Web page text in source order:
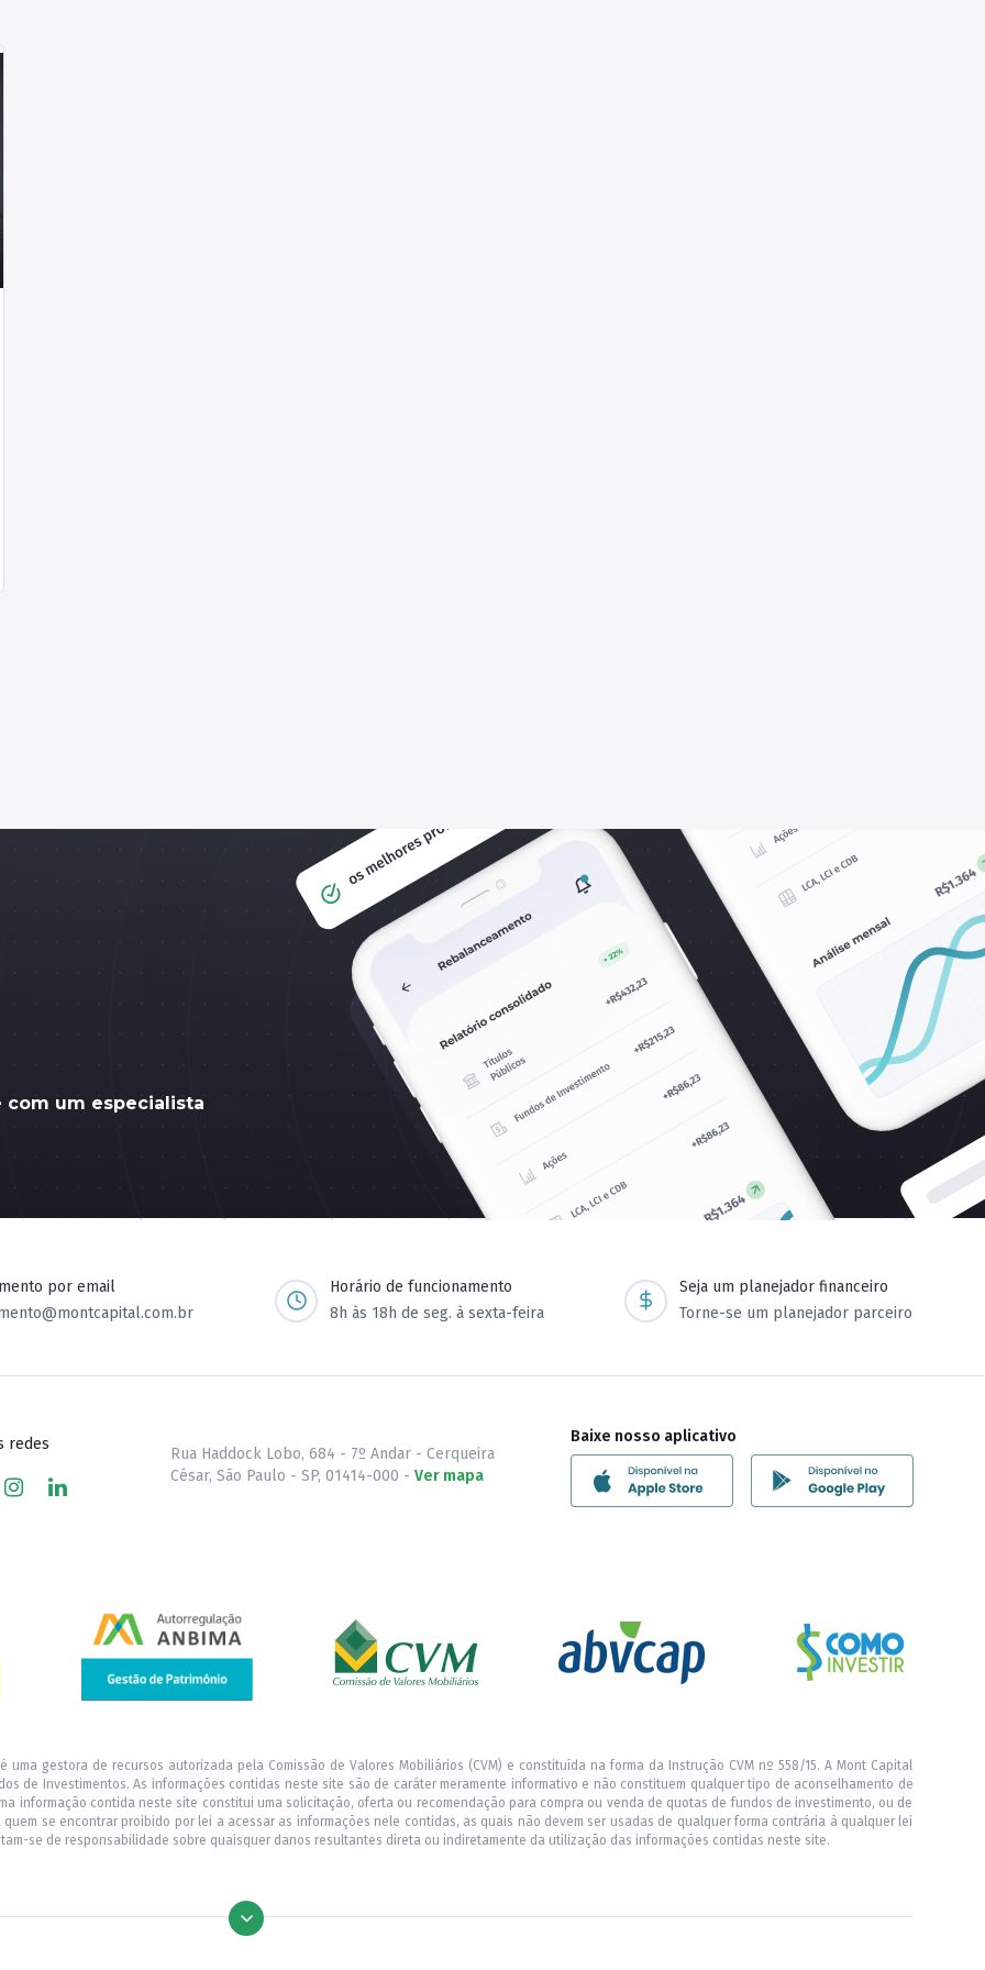
com um especialista
por email
Horário de funcionamento
8h às 18h de seg. à sexta-feira
Seja um planejador financeiro
Torne-se um planejador parceiro
redes
Rua Haddock Lobo, 684 - 7º Andar - Cerqueira
César, São Paulo - SP, 01414-000 - Ver mapa
Baixe nosso aplicativo
uma gestora de recursos autorizada pela Comissão de Valores Mobiliários (CVM) e constituída na forma da Instrução CVM nº 558/15. A Mont Capital
de Investimentos. As informações contidas neste site são de caráter meramente informativo e não constituem qualquer tipo de aconselhamento de
informação contida neste site constitui uma solicitação, oferta ou recomendação para compra ou venda de quotas de fundos de investimento, ou de
se encontrar proibido por lei a acessar as informações nele contidas, as quais não devem ser usadas de qualquer forma contrária à qualquer lei
se de responsabilidade sobre quaisquer danos resultantes direta ou indiretamente da utilização das informações contidas neste site.